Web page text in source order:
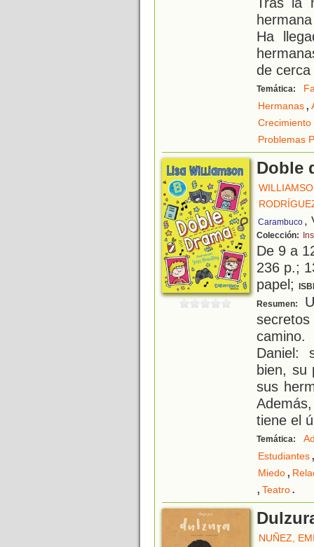
Ha
de
Temática:
Hermanas,
Crecimiento
Problemas
Doble
Carambuco ,
Colección:
De 9 a
236 p.;
papel;
Resumen:
Daniel:
bien, su
sus
tiene el
Temática:
Estudiantes
Miedo,
, Teatro.
NUÑEZ,